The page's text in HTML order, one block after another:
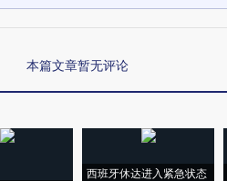
本篇文章暂无评论
西班牙休达进入紧急状态